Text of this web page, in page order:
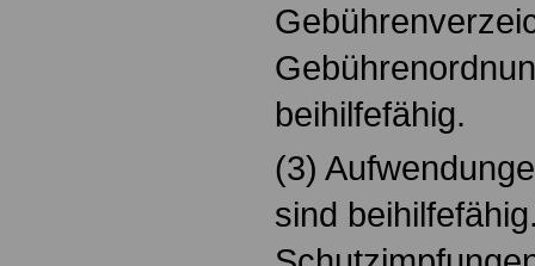
beihilfefähig.
(3)
sind